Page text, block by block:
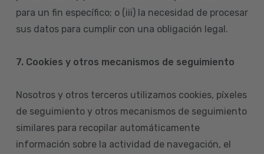
para un fin específico; o (iii) la necesidad de procesar
sus datos para cumplir con una obligación legal.
7. Cookies y otros mecanismos de seguimiento
Nosotros y otros terceros utilizamos cookies, píxeles
de seguimiento y otros mecanismos de seguimiento
similares para recopilar automáticamente
información sobre la actividad de navegación, el